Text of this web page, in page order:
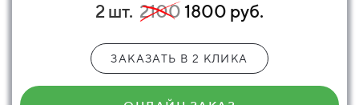
2 шт. 21001800 руб.
ЗАКАЗАТЬ В 2 КЛИКА